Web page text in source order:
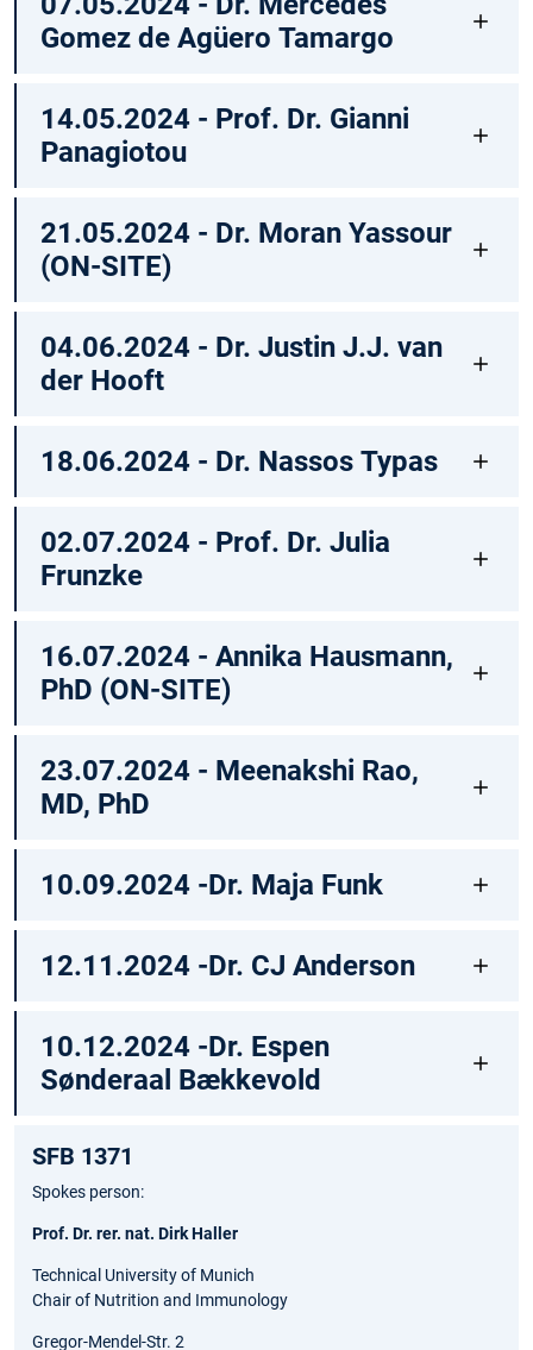
Gomez de Agüero Tamargo
14.05.2024 - Prof. Dr. Gianni
Panagiotou
21.05.2024 - Dr. Moran Yassour
(ON-SITE)
04.06.2024 - Dr. Justin J.J. van
der Hooft
18.06.2024 - Dr. Nassos Typas
02.07.2024 - Prof. Dr. Julia
Frunzke
16.07.2024 - Annika Hausmann,
PhD (ON-SITE)
23.07.2024 - Meenakshi Rao,
MD, PhD
10.09.2024 -Dr. Maja Funk
12.11.2024 -Dr. CJ Anderson
10.12.2024 -Dr. Espen
Sønderaal Bækkevold
SFB 1371
Spokes person:
Prof. Dr. rer. nat. Dirk Haller
Technical University of Munich
Chair of Nutrition and Immunology
Gregor-Mendel-Str. 2